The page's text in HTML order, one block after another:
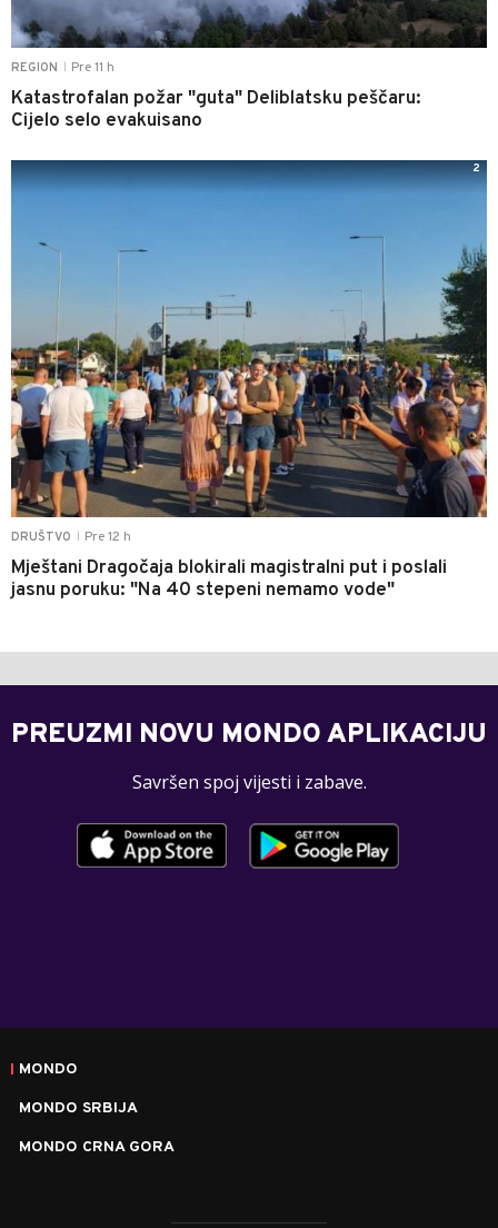
REGION Pre 11 h
Katastrofalan požar "guta" Deliblatsku peščaru:
Cijelo selo evakuisano
DRUŠTVO Pre 12 h
Mještani Dragočaja blokirali magistralni put i poslali
jasnu poruku: "Na 40 stepeni nemamo vode"
2
PREUZMI NOVU MONDO APLIKACIJU
Savršen spoj vijesti i zabave.
MONDO
MONDO SRBIJA
MONDO CRNA GORA